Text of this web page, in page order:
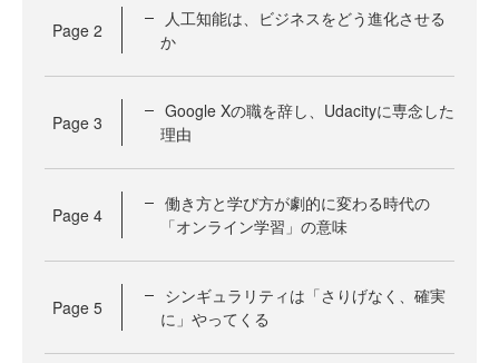
Page 2
人工知能は、ビジネスをどう進化させる
か
Page 3
Google Xの職を辞し、Udacityに専念した
理由
Page 4
働き方と学び方が劇的に変わる時代の
「オンライン学習」の意味
Page 5
シンギュラリティは「さりげなく、確実
に」やってくる